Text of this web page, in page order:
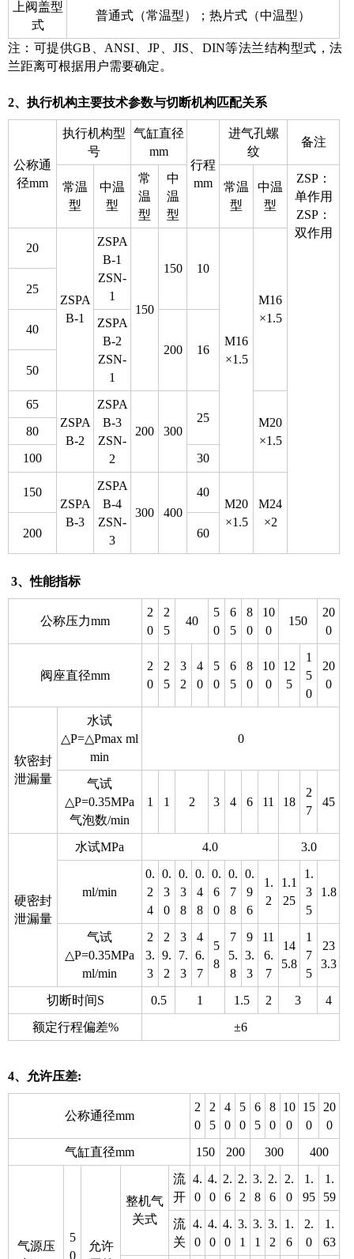
上阀盖型
式
普通式（常温型）；热片式（中温型）
注：可提供GB、ANSI、JP、JIS、DIN等法兰结构型式，法
兰距离可根据用户需要确定。
2、执行机构主要技术参数与切断机构匹配关系
公称通
径mm
执行机构型
号
气缸直径
mm
行程
mm
进气孔螺
纹
备注
常温
型
中温
型
常
温
型
中
温
型
常温
型
中温
型
ZSP：
单作用
ZSP：
双作用
20
ZSPA
B-1
ZSPA
B-1
ZSN-
1
150
150 10
M16
×1.5
M16
×1.5
25
40
ZSPA
B-2
ZSN-
1
200
16
50
65
ZSPA
B-2
ZSPA
B-3
ZSN-
2
200 300
25
M20
×1.5
80
100
30
150
ZSPA
B-3
ZSPA
B-4
ZSN-
3
300 400
40
M20
×1.5
M24
×2
200
60
3、性能指标
公称压力mm
2
0
2
5
40
5
0
6
5
8
0
10
0
150
20
0
阀座直径mm
2
0
2
5
3
2
4
0
5
0
6
5
8
0
10
0
12
5
1
5
0
20
0
软密封
泄漏量
水试
△P=△Pmax ml
min
0
气试
△P=0.35MPa
气泡数/min
1 1 2 3 4 6 11 18
2
7
45
硬密封
泄漏量
水试MPa 4.0 3.0
ml/min
0.
2
4
0.
3
0
0.
3
8
0.
4
8
0.
6
0
0.
7
8
0.
9
6
1.
2
1.1
25
1.
3
5
1.8
气试
△P=0.35MPa
ml/min
2
3.
3
2
9.
2
3
7.
3
4
6.
7
5
8
7
5.
8
9
3.
3
11
6.
7
14
5.8
1
7
5
23
3.3
切断时间S 0.5 1 1.5 2 3
4
额定行程偏差%
±6
4、允许压差:
公称通径mm
2
0
2
5
4
0
5
0
6
5
8
0
10
0
15
0
20
0
气缸直径mm
150 200 300 400
气源压
5
0
允许
整机气
关式
流
开
4.
0
4.
0
2.
6
2.
2
3.
8
2.
6
2.
0
1.
95
1.
59
流
关
4.
0
4.
0
4.
0
3.
1
3.
1
3.
2
1.
6
2.
0
1.
63